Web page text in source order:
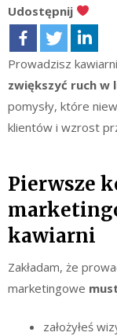
Udostępnij
Prowadzisz
zwiększyć ruch w
pomysły, które
klientów i wzrost
Pierwsze
kawiarni
Zakładam, że
marketingowe
założyłeś